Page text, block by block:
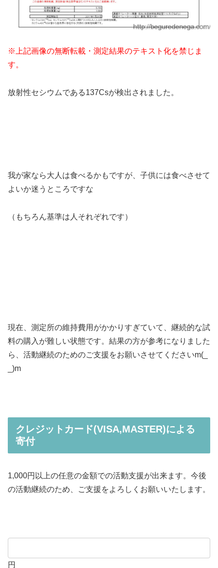
※上記画像の無断転載・測定結果のテキスト化を禁じま
す。
放射性セシウムである137Csが検出されました。
我が家なら大人は食べるかもですが、子供には食べさせて
よいか迷うところですな
（もちろん基準は人それぞれです）
現在、測定所の維持費用がかかりすぎていて、継続的な試
料の購入が難しい状態です。結果の方が参考になりました
ら、活動継続のためのご支援をお願いさせてくださいm(_
_)m
クレジットカード(VISA,MASTER)による
寄付
1,000円以上の任意の金額での活動支援が出来ます。今後
の活動継続のため、ご支援をよろしくお願いいたします。
円